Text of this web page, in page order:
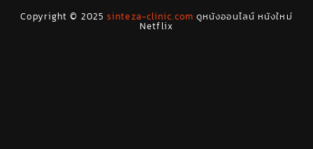
Drama ดราม่า(278)
Copyright © 2025sinteza-clinic.com ดูหนังออนไลน์ หนังใหม่
Netflix